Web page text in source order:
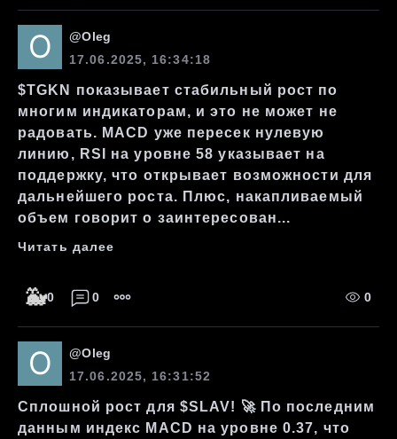
@Oleg
17.06.2025, 16:34:18
$TGKN показывает стабильный рост по
многим индикаторам, и это не может не
радовать. MACD уже пересек нулевую
линию, RSI на уровне 58 указывает на
поддержку, что открывает возможности для
дальнейшего роста. Плюс, накапливаемый
объем говорит о заинтересован...
Читать далее
🐳0 0 0
@Oleg
17.06.2025, 16:31:52
Сплошной рост для $SLAV! 🚀 По последним
данным индекс MACD на уровне 0.37, что